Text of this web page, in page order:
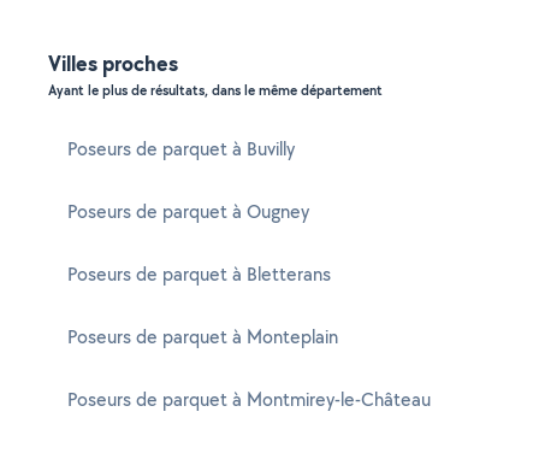
Villes proches
Ayant le plus de résultats, dans le même département
Poseurs de parquet à Buvilly
Poseurs de parquet à Ougney
Poseurs de parquet à Bletterans
Poseurs de parquet à Monteplain
Poseurs de parquet à Montmirey-le-Château